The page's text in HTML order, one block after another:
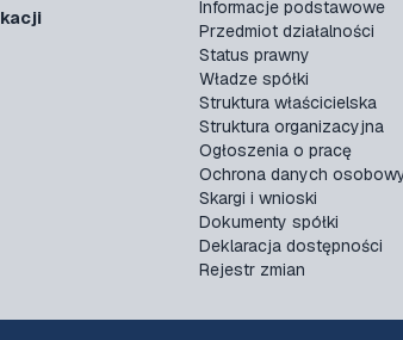
Informacje podstawowe
Przedmiot działalności
Status prawny
Władze spółki
Struktura właścicielska
Struktura organizacyjna
Ogłoszenia o pracę
Ochrona danych
Skargi i wnioski
Dokumenty spółki
Deklaracja dostępności
Rejestr zmian